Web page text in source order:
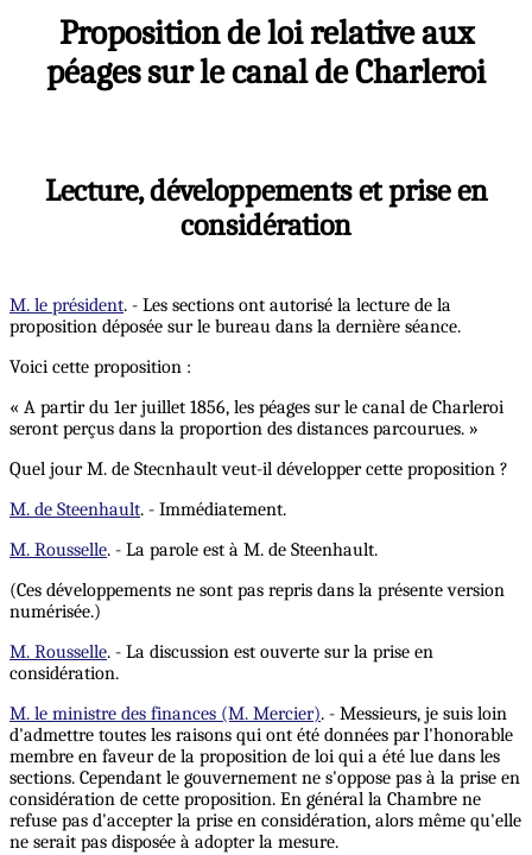
Proposition de loi relative aux
péages sur le canal de Charleroi
Lecture, développements et prise en
considération
M. le président. - Les sections ont autorisé la lecture de la
proposition déposée sur le bureau dans la dernière séance.
Voici cette proposition :
« A partir du 1er juillet 1856, les péages sur le canal de Charleroi
seront perçus dans la proportion des distances parcourues. »
Quel jour M. de Stecnhault veut-il développer cette proposition ?
M. de Steenhault. - Immédiatement.
M. Rousselle. - La parole est à M. de Steenhault.
(Ces développements ne sont pas repris dans la présente version
numérisée.)
M. Rousselle. - La discussion est ouverte sur la prise en
considération.
M. le ministre des finances (M. Mercier). - Messieurs, je suis loin
d'admettre toutes les raisons qui ont été données par l'honorable
membre en faveur de la proposition de loi qui a été lue dans les
sections. Cependant le gouvernement ne s'oppose pas à la prise en
considération de cette proposition. En général la Chambre ne
refuse pas d'accepter la prise en considération, alors même qu'elle
ne serait pas disposée à adopter la mesure.